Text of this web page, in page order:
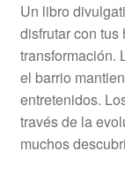
Un libro
disfrutar con
transformación.
el barrio
entretenidos.
través de la
muchos